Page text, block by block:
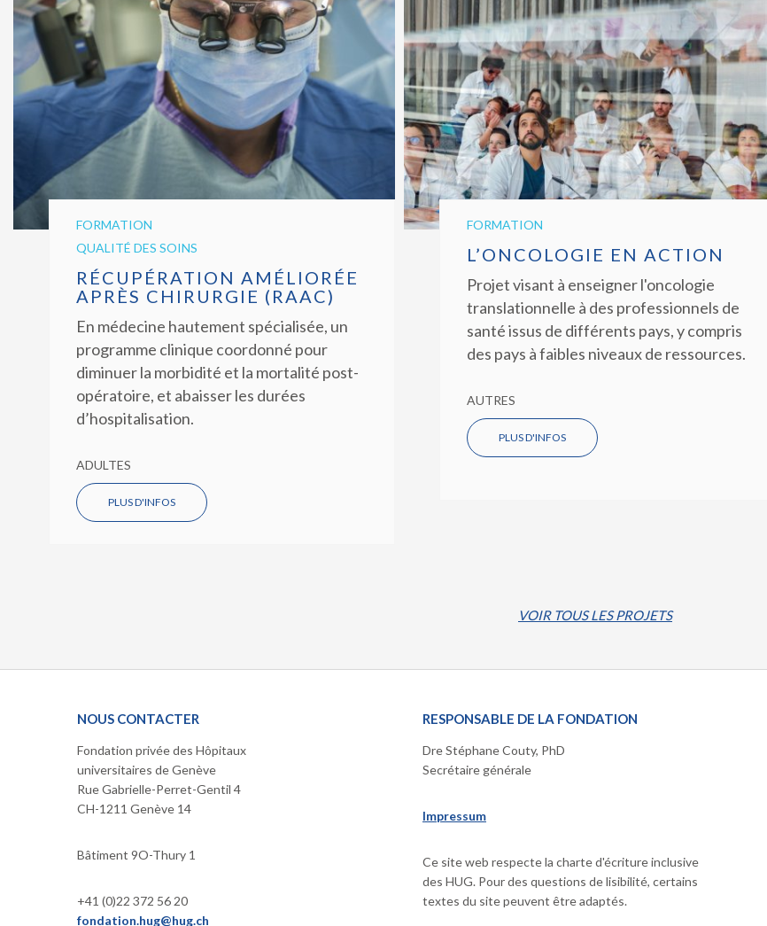
FORMATION
QUALITÉ DES SOINS
RÉCUPÉRATION AMÉLIORÉE
APRÈS CHIRURGIE (RAAC)
En médecine hautement spécialisée, un
programme clinique coordonné pour
diminuer la morbidité et la mortalité post-
opératoire, et abaisser les durées
d’hospitalisation.
ADULTES
PLUS D'INFOS
FORMATION
L’ONCOLOGIE EN ACTION
Projet visant à enseigner l'oncologie
translationnelle à des professionnels de
santé issus de différents pays, y compris
des pays à faibles niveaux de ressources.
AUTRES
PLUS D'INFOS
VOIR TOUS LES PROJETS
NOUS CONTACTER
Fondation privée des Hôpitaux
universitaires de Genève
Rue Gabrielle-Perret-Gentil 4
CH-1211 Genève 14
Bâtiment 9O-Thury 1
+41 (0)22 372 56 20
fondation.hug@hug.ch
RESPONSABLE DE LA FONDATION
Dre Stéphane Couty, PhD
Secrétaire générale
Impressum
Ce site web respecte la charte d'écriture inclusive
des HUG. Pour des questions de lisibilité, certains
textes du site peuvent être adaptés.